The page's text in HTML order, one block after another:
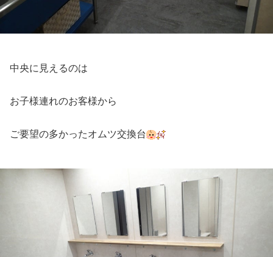
中央に見えるのは
お子様連れのお客様から
ご要望の多かったオムツ交換台